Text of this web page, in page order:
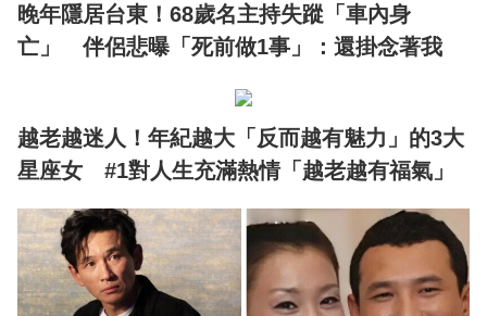
晚年隱居台東！68歲名主持失蹤「車內身
亡」 伴侶悲曝「死前做1事」：還掛念著我
越老越迷人！年紀越大「反而越有魅力」的3大
星座女 #1對人生充滿熱情「越老越有福氣」